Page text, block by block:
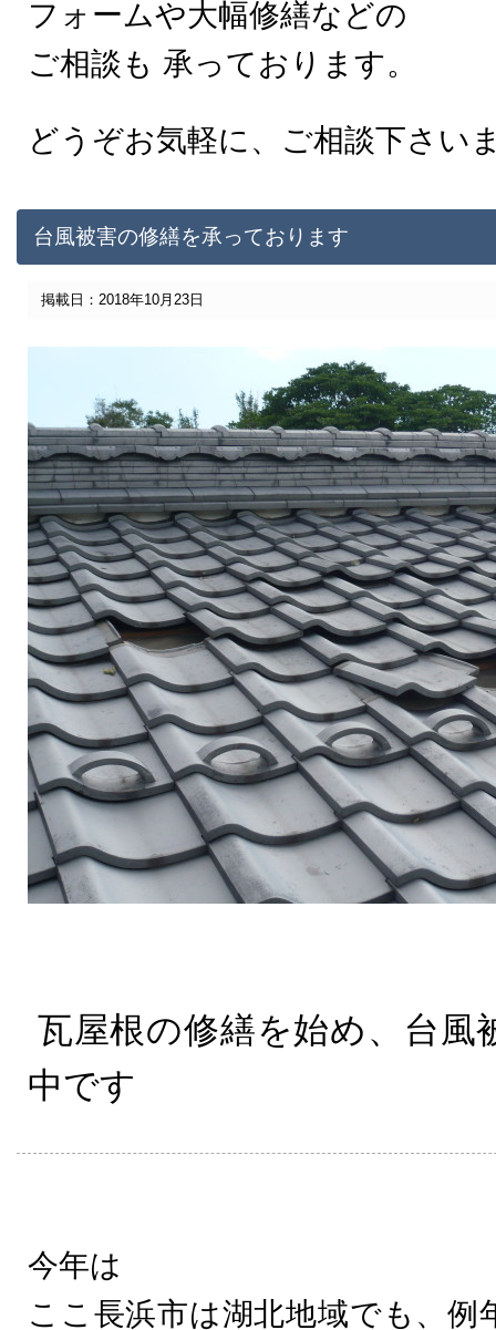
フォームや大幅修繕などの
ご相談も 承っております。
どうぞお気軽に、ご相談下さい
台風被害の修繕を承っております
掲載日：2018年10月23日
瓦屋根の修繕を始め、台風
中です
今年は
ここ長浜市は湖北地域でも、例